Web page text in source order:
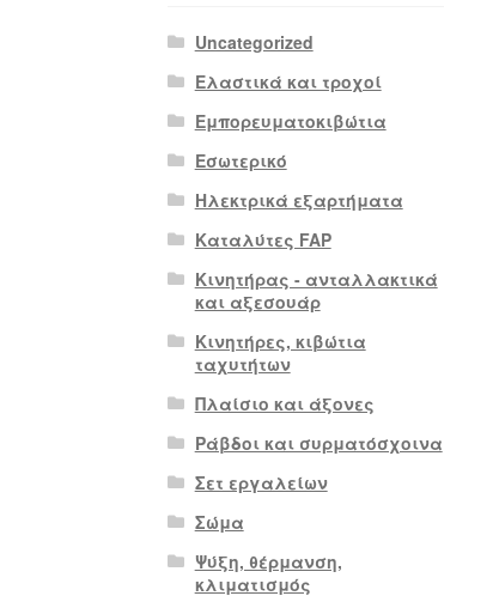
Uncategorized
Ελαστικά και τροχοί
Εμπορευματοκιβώτια
Εσωτερικό
Ηλεκτρικά εξαρτήματα
Καταλύτες FAP
Κινητήρας - ανταλλακτικά
και αξεσουάρ
Κινητήρες, κιβώτια
ταχυτήτων
Πλαίσιο και άξονες
Ράβδοι και συρματόσχοινα
Σετ εργαλείων
Σώμα
Ψύξη, θέρμανση,
κλιματισμός